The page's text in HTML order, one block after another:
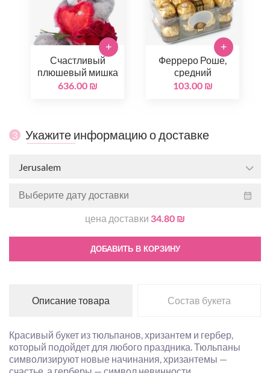
Счастливый
плюшевый мишка
636.00 ₪
+
Ферреро Роше,
средний
103.00 ₪
+
3 Укажите информацию о доставке
Jerusalem
цена доставки 34.80 ₪
ДОБАВИТЬ В КОРЗИНУ
Описание товара Состав букета
Красивый букет из тюльпанов, хризантем и гербер,
который подойдет для любого праздника. Тюльпаны
символизируют новые начинания, хризантемы —